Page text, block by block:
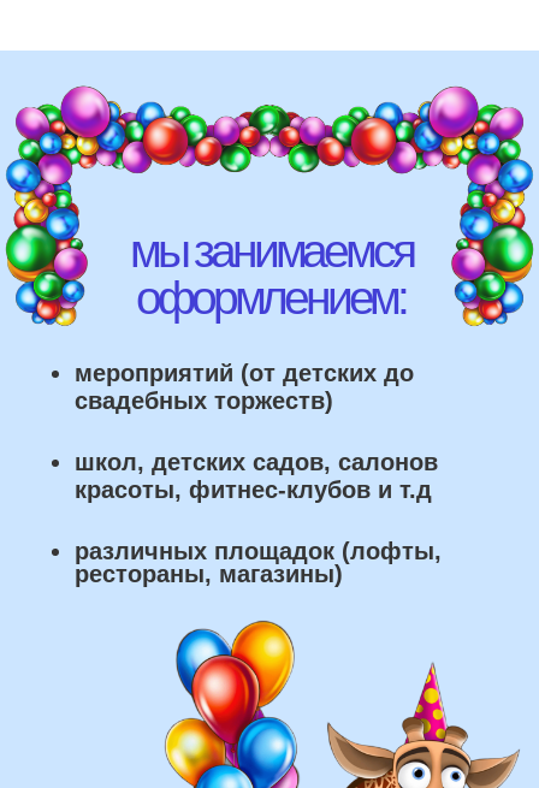
рестораны, магазины)
составление различных фонтанов
оформление фотозон
фигуры любой сложности
что мы умеем делать из
воздушных шаров: